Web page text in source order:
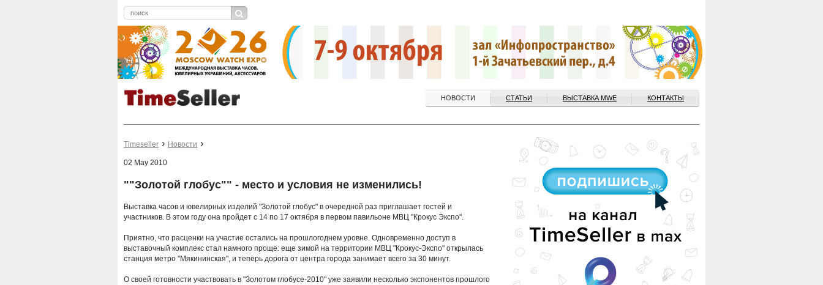
НОВОСТИ СТАТЬИ ВЫСТАВКА MWE КОНТАКТЫ
Timeseller Новости
02 May 2010
""Золотой глобус"" - место и условия не изменились!
Выставка часов и ювелирных изделий "Золотой глобус" в очередной раз приглашает гостей и
участников. В этом году она пройдет с 14 по 17 октября в первом павильоне МВЦ "Крокус Экспо".
Приятно, что расценки на участие остались на прошлогоднем уровне. Одновременно доступ в
выставочный комплекс стал намного проще: еще зимой на территории МВЦ "Крокус-Экспо" открылась
станция метро "Мякининская", и теперь дорога от центра города занимает всего за 30 минут.
О своей готовности участвовать в "Золотом глобусе-2010" уже заявили несколько экспонентов прошлого